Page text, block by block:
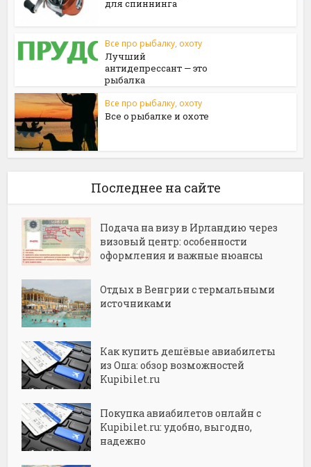
для спиннинга
Все про рыбалку, охоту
Лучший
антидепрессант — это
рыбалка
Все про рыбалку, охоту
Все о рыбалке и охоте
Последнее на сайте
Подача на визу в Ирландию через
визовый центр: особенности
оформления и важные нюансы
Отдых в Венгрии с термальными
источниками
Как купить дешёвые авиабилеты
из Оша: обзор возможностей
Kupibilet.ru
Покупка авиабилетов онлайн с
Kupibilet.ru: удобно, выгодно,
надежно